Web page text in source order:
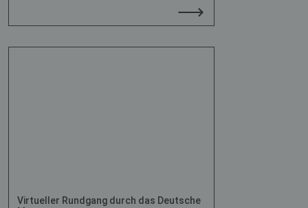
Virtueller Rundgang durch das Deutsche